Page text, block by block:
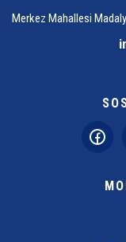
Merkez Mahallesi